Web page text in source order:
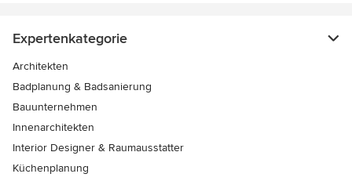
Expertenkategorie
Architekten
Badplanung & Badsanierung
Bauunternehmen
Innenarchitekten
Interior Designer & Raumausstatter
Küchenplanung